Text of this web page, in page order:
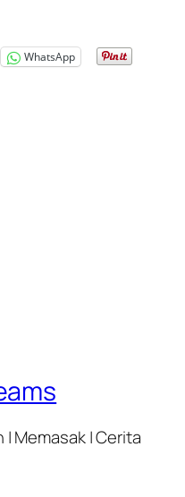
WhatsApp
| Memasak | Cerita